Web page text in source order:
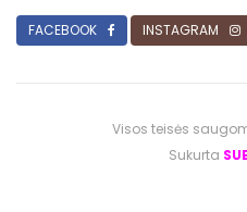
FACEBOOK INSTAGRAM
Visos teisės
Sukurta